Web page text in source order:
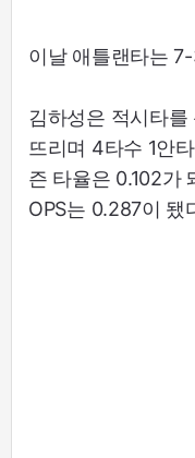
이날 애틀랜타는
김하성은 적시타를
뜨리며 4타수 1안
즌 타율은 0.102가
OPS는 0.287이 됐